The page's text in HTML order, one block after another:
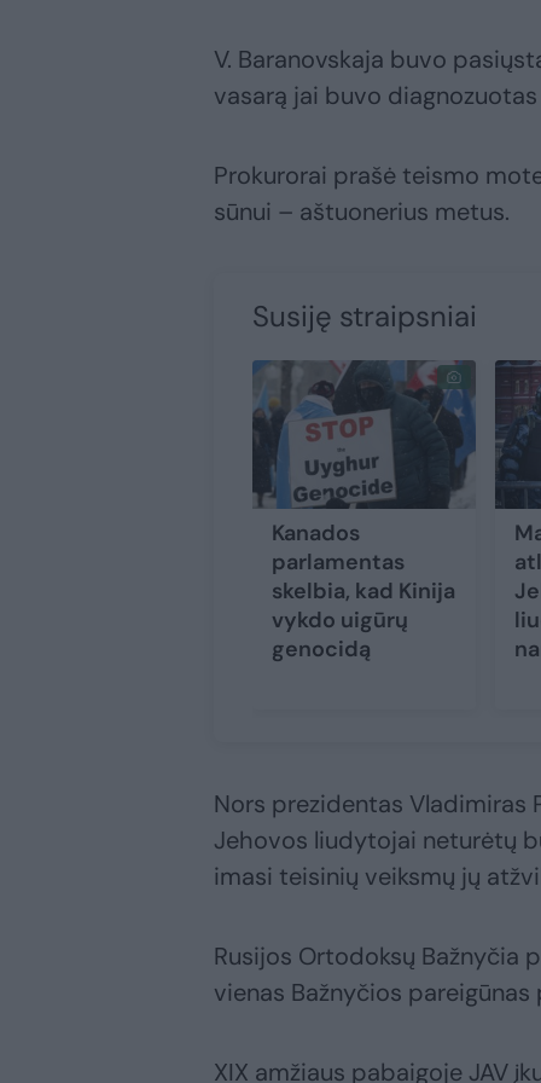
V. Baranovskaja buvo
vasarą jai buvo
Prokurorai prašė teismo
sūnui – aštuonerius metus.
Susiję straipsniai
Kanados
parlamentas
skelbia, kad Kinija
vykdo uigūrų
genocidą
Nors prezidentas Vladimiras
Jehovos liudytojai neturėtų
imasi teisinių veiksmų jų
Rusijos Ortodoksų Bažnyčia
vienas Bažnyčios
XIX amžiaus pabaigoje JAV